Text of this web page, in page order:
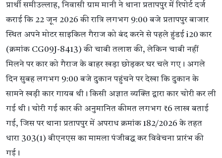
प्रार्थी समीउल्लाह, निवासी ग्राम मानी ने थाना प्रतापपुर में रिपोर्ट दर्ज
कराई कि 22 जून 2026 की रात्रि लगभग 9:00 बजे प्रतापपुर बाजार
स्थित अपने मोटर साइकिल गैराज को बंद करने से पहले हुंडई i20 कार
(क्रमांक CG09J-8413) की चाबी तलाश की, लेकिन चाबी नहीं
मिलने पर कार को गैराज के बाहर खड़ा छोड़कर घर चले गए। अगले
दिन सुबह लगभग 9:00 बजे दुकान पहुंचने पर देखा कि दुकान के
सामने खड़ी कार गायब थी। किसी अज्ञात व्यक्ति द्वारा कार चोरी कर ली
गई थी। चोरी गई कार की अनुमानित कीमत लगभग ₹6 लाख बताई
गई, जिस पर थाना प्रतापपुर में अपराध क्रमांक 182/2026 के तहत
धारा 303(1) बीएनएस का मामला पंजीबद्ध कर विवेचना प्रारंभ की
गई।